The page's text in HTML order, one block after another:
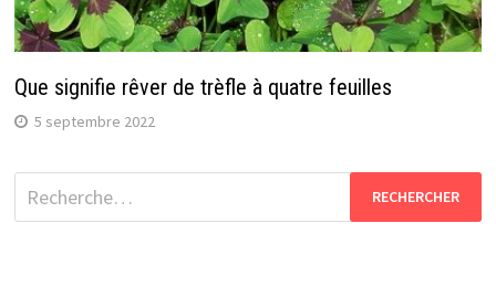
Que signifie rêver de trèfle à quatre feuilles
5 septembre 2022
Rechercher :